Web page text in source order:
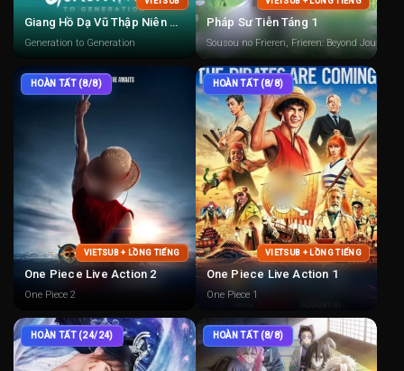
Giang Hồ Dạ Vũ Thập Niên Đăng
Generation to Generation
Pháp Sư Tiễn Táng 1
Sousou no Frieren, Frieren: Beyond
HOÀN TẤT (8/8)
VIETSUB + LỒNG TIẾNG
One Piece Live Action 2
One Piece 2
HOÀN TẤT (8/8)
VIETSUB + LỒNG TIẾNG
One Piece Live Action 1
One Piece 1
HOÀN TẤT (24/24) HOÀN TẤT (8/8)